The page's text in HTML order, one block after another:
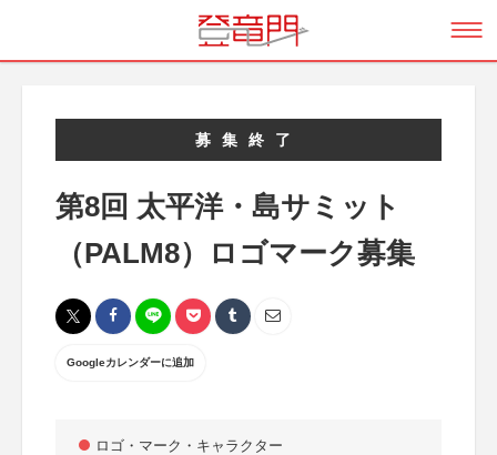
募集終了
第8回 太平洋・島サミット
（PALM8）ロゴマーク募集
Googleカレンダーに追加
ロゴ・マーク・キャラクター